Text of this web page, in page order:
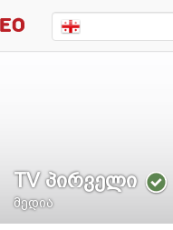
TV პირველი
მედია